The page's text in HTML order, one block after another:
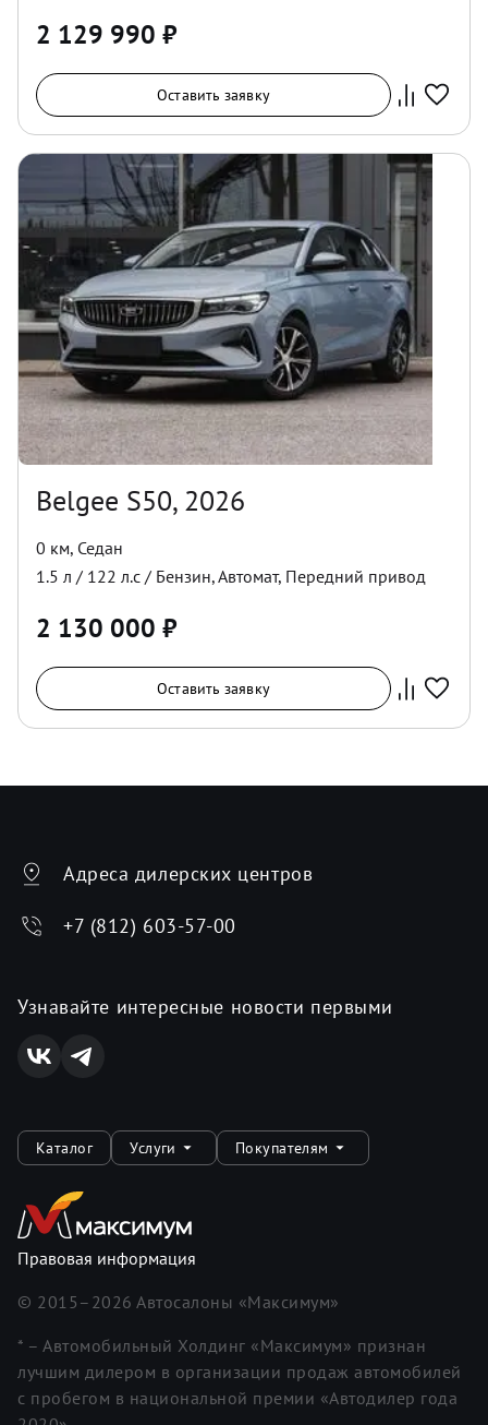
2 129 990 ₽
Оставить заявку
Belgee S50, 2026
0 км, Седан
1.5 л / 122 л.с / Бензин,Автомат, Передний привод
2 130 000 ₽
Оставить заявку
Адреса дилерских центров
+7 (812) 603-57-00
Узнавайте интересные новости первыми
Каталог Услуги Покупателям
Правовая информация
© 2015– 2026 Автосалоны «Максимум»
* – Автомобильный Холдинг «Максимум» признан
лучшим дилером в организации продаж автомобилей
с пробегом в национальной премии «Автодилер года